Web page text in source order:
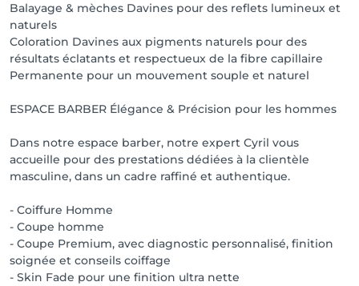
Balayage & mèches Davines pour des reflets lumineux et
naturels
Coloration Davines aux pigments naturels pour des
résultats éclatants et respectueux de la fibre capillaire
Permanente pour un mouvement souple et naturel
ESPACE BARBER Élégance & Précision pour les hommes
Dans notre espace barber, notre expert Cyril vous
accueille pour des prestations dédiées à la clientèle
masculine, dans un cadre raffiné et authentique.
- Coiffure Homme
- Coupe homme
- Coupe Premium, avec diagnostic personnalisé, finition
soignée et conseils coiffage
- Skin Fade pour une finition ultra nette